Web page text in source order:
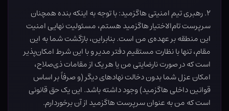
۲. رهبری تیم امنیتی هاگزمید: با توجه به اینکه بنده همچنان
سرپرست تام‌الاختیار هاگزمید هستم، مسئولیت نهایی امنیت
این منطقه بر عهده‌ی من است. بنابراین، بازگشت شما به این
مقام، تنها با نظارت مستقیم دفتر مدیر و با این شرط امکان‌پذیر
است که در صورت نارضایتی من یا هر یک از مقامات ذی‌صلاح،
امکان عزل شما بدون دخالت نهادهای دیگر (و صرفاً بر اساس
قوانین داخلی هاگزمید) وجود داشته باشد. این یک حق قانونی
است که من به عنوان سرپرست هاگزمید از آن برخوردارم.